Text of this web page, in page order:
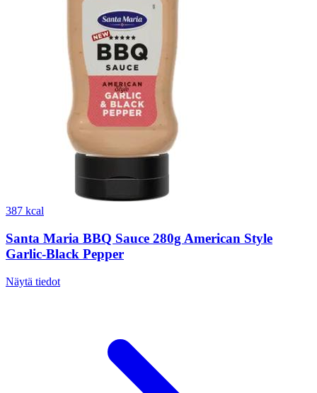
387 kcal
Santa Maria BBQ Sauce 280g American Style
Garlic-Black Pepper
Näytä tiedot